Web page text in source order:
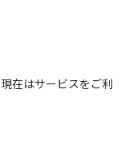
在はサービスをご利